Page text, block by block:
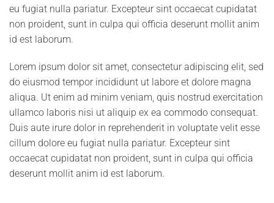
eu fugiat nulla pariatur. Excepteur sint occaecat cupidatat
non proident, sunt in culpa qui officia deserunt mollit anim
id est laborum.
Lorem ipsum dolor sit amet, consectetur adipiscing elit, sed
do eiusmod tempor incididunt ut labore et dolore magna
aliqua. Ut enim ad minim veniam, quis nostrud exercitation
ullamco laboris nisi ut aliquip ex ea commodo consequat.
Duis aute irure dolor in reprehenderit in voluptate velit esse
cillum dolore eu fugiat nulla pariatur. Excepteur sint
occaecat cupidatat non proident, sunt in culpa qui officia
deserunt mollit anim id est laborum.